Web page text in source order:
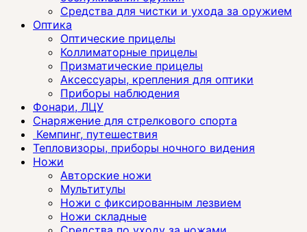
Средства для чистки и ухода за оружием
Оптика
Оптические прицелы
Коллиматорные прицелы
Призматические прицелы
Аксессуары, крепления для оптики
Приборы наблюдения
Фонари, ЛЦУ
Снаряжение для стрелкового спорта
Кемпинг, путешествия
Тепловизоры, приборы ночного видения
Ножи
Авторские ножи
Мультитулы
Ножи с фиксированным лезвием
Ножи складные